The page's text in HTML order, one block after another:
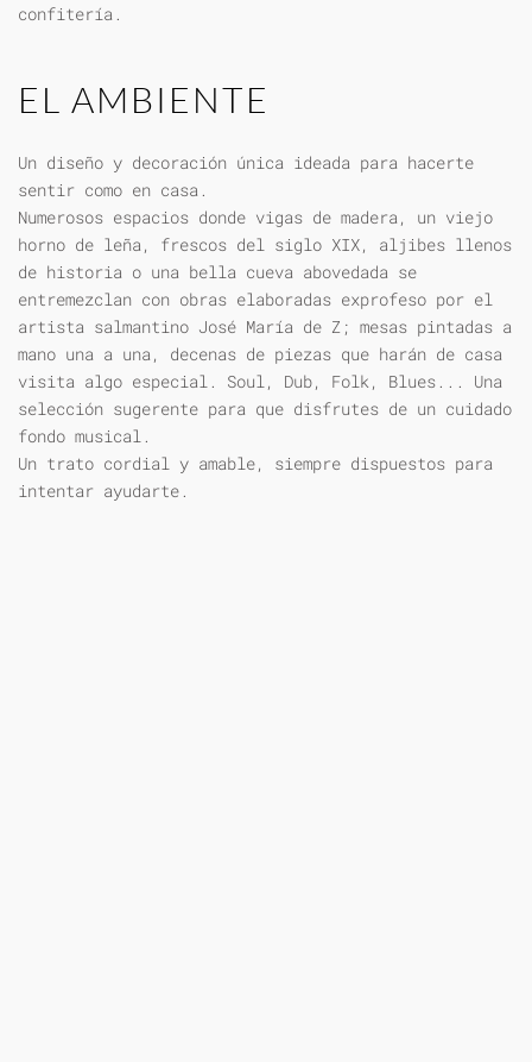
confitería.
EL AMBIENTE
Un diseño y decoración única ideada para hacerte
sentir como en casa.
Numerosos espacios donde vigas de madera, un viejo
horno de leña, frescos del siglo XIX, aljibes llenos
de historia o una bella cueva abovedada se
entremezclan con obras elaboradas exprofeso por el
artista salmantino José María de Z; mesas pintadas a
mano una a una, decenas de piezas que harán de casa
visita algo especial. Soul, Dub, Folk, Blues... Una
selección sugerente para que disfrutes de un cuidado
fondo musical.
Un trato cordial y amable, siempre dispuestos para
intentar ayudarte.